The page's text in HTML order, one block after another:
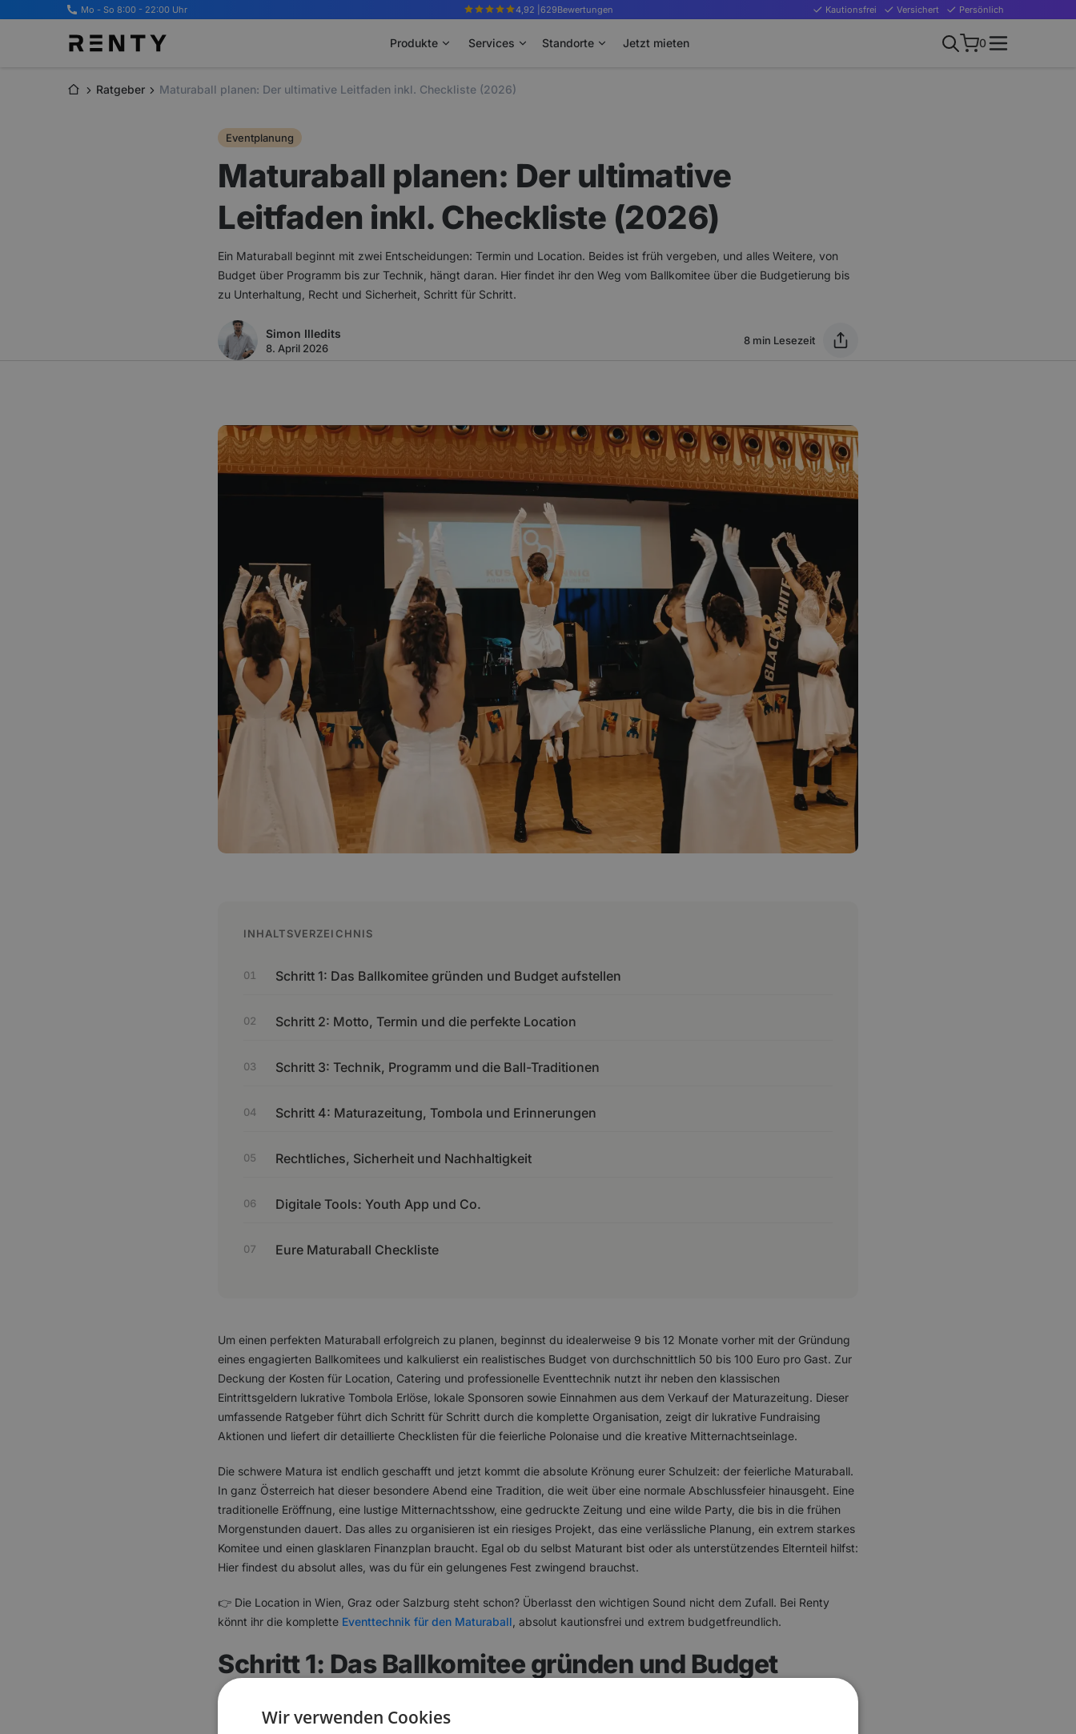
Mo - So 8:00 - 22:00 Uhr 4,92 | 629Bewertungen Kautionsfrei Versichert Persönlich
Produkte Services Standorte Jetzt mieten 0
Ratgeber Maturaball planen: Der ultimative Leitfaden inkl. Checkliste (2026)
Eventplanung
Maturaball planen: Der ultimative
Leitfaden inkl. Checkliste (2026)
Ein Maturaball beginnt mit zwei Entscheidungen: Termin und Location. Beides ist früh vergeben, und alles Weitere, von
Budget über Programm bis zur Technik, hängt daran. Hier findet ihr den Weg vom Ballkomitee über die Budgetierung bis
zu Unterhaltung, Recht und Sicherheit, Schritt für Schritt.
Simon Illedits
8. April 2026
8 min Lesezeit
INHALTSVERZEICHNIS
Schritt 1: Das Ballkomitee gründen und Budget aufstellen
Schritt 2: Motto, Termin und die perfekte Location
Schritt 3: Technik, Programm und die Ball-Traditionen
Schritt 4: Maturazeitung, Tombola und Erinnerungen
Rechtliches, Sicherheit und Nachhaltigkeit
Digitale Tools: Youth App und Co.
Eure Maturaball Checkliste
Um einen perfekten Maturaball erfolgreich zu planen, beginnst du idealerweise 9 bis 12 Monate vorher mit der Gründung
eines engagierten Ballkomitees und kalkulierst ein realistisches Budget von durchschnittlich 50 bis 100 Euro pro Gast. Zur
Deckung der Kosten für Location, Catering und professionelle Eventtechnik nutzt ihr neben den klassischen
Eintrittsgeldern lukrative Tombola Erlöse, lokale Sponsoren sowie Einnahmen aus dem Verkauf der Maturazeitung. Dieser
umfassende Ratgeber führt dich Schritt für Schritt durch die komplette Organisation, zeigt dir lukrative Fundraising
Aktionen und liefert dir detaillierte Checklisten für die feierliche Polonaise und die kreative Mitternachtseinlage.
Die schwere Matura ist endlich geschafft und jetzt kommt die absolute Krönung eurer Schulzeit: der feierliche Maturaball.
In ganz Österreich hat dieser besondere Abend eine Tradition, die weit über eine normale Abschlussfeier hinausgeht. Eine
traditionelle Eröffnung, eine lustige Mitternachtsshow, eine gedruckte Zeitung und eine wilde Party, die bis in die frühen
Morgenstunden dauert. Das alles zu organisieren ist ein riesiges Projekt, das eine verlässliche Planung, ein extrem starkes
Komitee und einen glasklaren Finanzplan braucht. Egal ob du selbst Maturant bist oder als unterstützendes Elternteil hilfst:
Hier findest du absolut alles, was du für ein gelungenes Fest zwingend brauchst.
👉 Die Location in Wien, Graz oder Salzburg steht schon? Überlasst den wichtigen Sound nicht dem Zufall. Bei Renty
könnt ihr die komplette Eventtechnik für den Maturaball , absolut kautionsfrei und extrem budgetfreundlich.
Schritt 1: Das Ballkomitee gründen und Budget
aufstellen
Wir verwenden Cookies